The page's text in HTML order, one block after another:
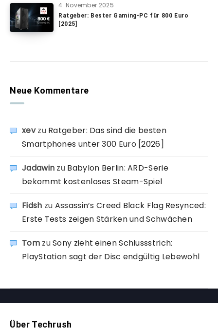
4. November 2025
Ratgeber: Bester Gaming-PC für 800 Euro
[2025]
Neue Kommentare
xevzu Ratgeber: Das sind die besten
Smartphones unter 300 Euro [2026]
Jadawin zu Babylon Berlin: ARD-Serie
bekommt kostenloses Steam-Spiel
Fidsh zu Assassin’s Creed Black Flag Resynced:
Erste Tests zeigen Stärken und Schwächen
TomzuSony zieht einen Schlussstrich:
PlayStation sagt der Disc endgültig Lebewohl
Über Techrush